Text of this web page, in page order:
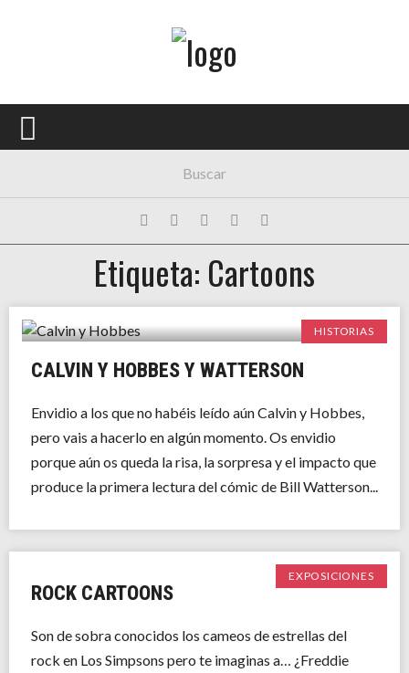
PORTADA
FESTIVALES
EXPOSICIONES
HISTORIAS
Etiqueta: Cartoons
HISTORIAS
CALVIN Y HOBBES Y WATTERSON
Envidio a los que no habéis leído aún Calvin y Hobbes,
pero vais a hacerlo en algún momento. Os envidio
porque aún os queda la risa, la sorpresa y el impacto que
produce la primera lectura del cómic de Bill Watterson...
EXPOSICIONES
ROCK CARTOONS
Son de sobra conocidos los cameos de estrellas del
rock en Los Simpsons pero te imaginas a… ¿Freddie